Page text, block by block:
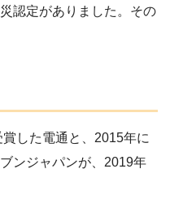
認定がありました。その
した電通と、2015年に
ンジャパンが、2019年